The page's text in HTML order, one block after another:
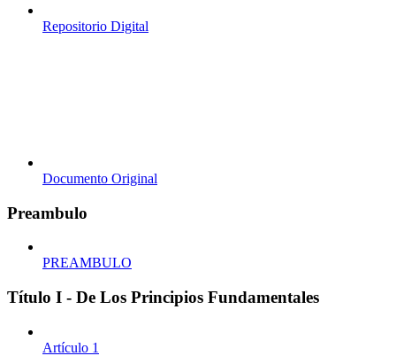
Repositorio Digital
Documento Original
Preambulo
PREAMBULO
Título I - De Los Principios Fundamentales
Artículo 1